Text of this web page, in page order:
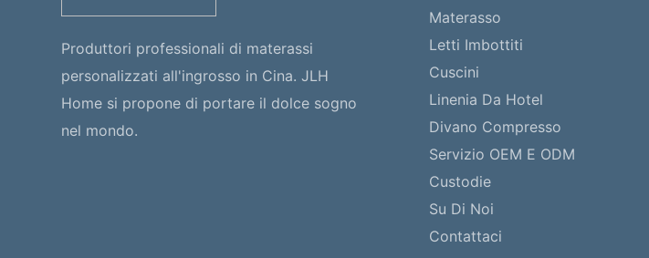
Produttori professionali di materassi
personalizzati all'ingrosso in Cina. JLH
Home si propone di portare il dolce sogno
nel mondo.
Materasso
Letti Imbottiti
Cuscini
Linenia Da Hotel
Divano Compresso
Servizio OEM E ODM
Custodie
Su Di Noi
Contattaci